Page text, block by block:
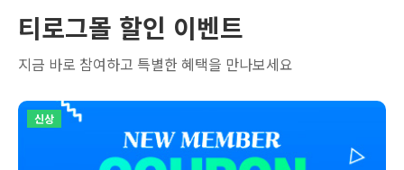
티로그몰 할인 이벤트
지금 바로 참여하고 특별한 혜택을 만나보세요
신상